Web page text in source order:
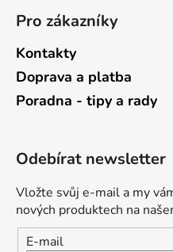
Pro zákazníky
Kontakty
Doprava a platba
Poradna - tipy a rady
Odebírat newsletter
Vložte svůj e-mail a my
nových produktech na
E-mail